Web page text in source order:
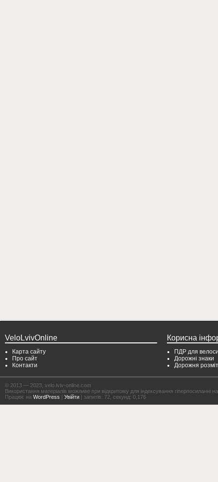
VeloLvivOnline
Карта сайту
Про сайт
Контакти
Корисна
ПДР для
Дорожні знаки
Дорожня
© 2013 — 2023, velo.lviv-online.com
Використання матеріалів можливе при відкритому для індексування гіперпосиланні
Працює на WordPress | Увійти | запитів: 72, секунд: 0,176